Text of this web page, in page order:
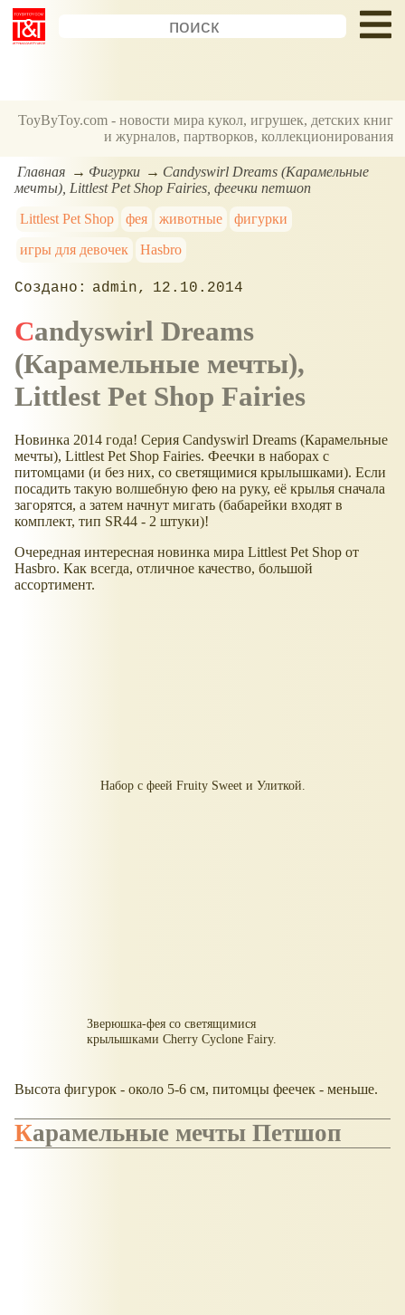
ToyByToy.com - новости мира кукол, игрушек, детских книг
и журналов, партворков, коллекционирования
Главная Фигурки
Candyswirl Dreams (Карамельные
мечты), Littlest Pet Shop Fairies, феечки петшоп
Littlest Pet Shop
фея животные
фигурки
игры для девочек
Hasbro
admin 12.10.2014
Candyswirl Dreams
(Карамельные мечты),
Littlest Pet Shop Fairies
Новинка 2014 года! Серия Candyswirl Dreams (Карамельные
мечты), Littlest Pet Shop Fairies. Феечки в наборах с
питомцами (и без них, со светящимися крылышками). Если
посадить такую волшебную фею на руку, её крылья сначала
загорятся, а затем начнут мигать (бабарейки входят в
комплект, тип SR44 - 2 штуки)!
Очередная интересная новинка мира Littlest Pet Shop от
Hasbro. Как всегда, отличное качество, большой
ассортимент.
Набор с феей Fruity Sweet и Улиткой.
Зверюшка-фея со светящимися
крылышками Cherry Cyclone Fairy.
Высота фигурок - около 5-6 см, питомцы феечек - меньше.
Карамельные мечты Петшоп